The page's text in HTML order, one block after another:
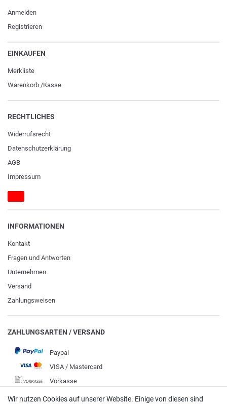
Anmelden
Registrieren
EINKAUFEN
Merkliste
Warenkorb /Kasse
RECHTLICHES
Widerrufs­recht
Daten­schutz­erklärung
AGB
Impressum
INFORMATIONEN
Kontakt
Fragen und Antworten
Unternehmen
Versand
Zahlungsweisen
ZAHLUNGSARTEN / VERSAND
Paypal
VISA / Mastercard
Vorkasse
DHL
Wir nutzen Cookies auf unserer Website. Einige von diesen sind